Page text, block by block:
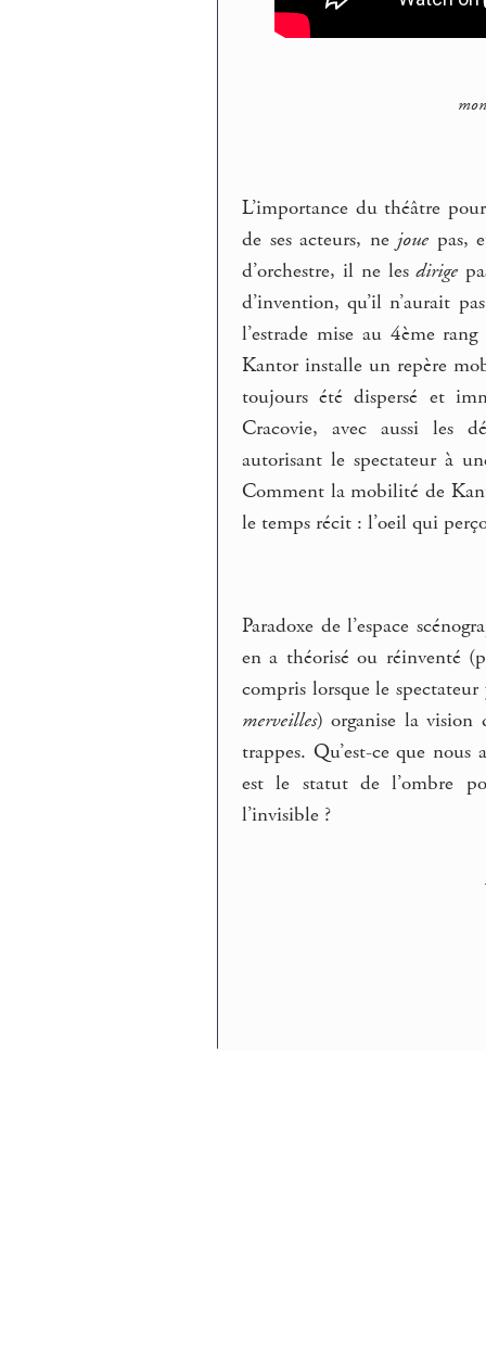
L’importance du théâtre
de ses acteurs, nejoue pas,
d’orchestre, il ne lesdirige
d’invention, qu’il n’aurait
l’estrade mise au 4ème
Kantor installe un repère
toujours été dispersé et
Cracovie, avec aussi les
autorisant le spectateur à
Comment la mobilité de
le temps récit : l’oeil qui
Paradoxe de l’espace
en a théorisé ou réinventé
compris lorsque le
merveilles) organise la vision
trappes. Qu’est-ce que
est le statut de l’ombre
l’invisible ?